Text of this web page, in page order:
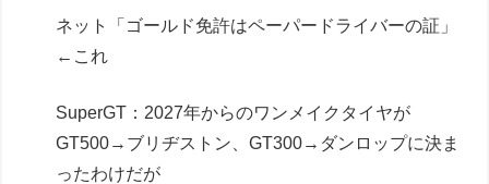
ンマーチンに年間4000万ユーロ（約72.8億円）
を要求」
ネット「ゴールド免許はペーパードライバーの証」
←これ
SuperGT：2027年からのワンメイクタイヤが
GT500→ブリヂストン、GT300→ダンロップに決ま
ったわけだが